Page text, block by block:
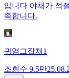
입니다 야채가 적
족합니다.
귀염그잡채1
조회수 9.5만